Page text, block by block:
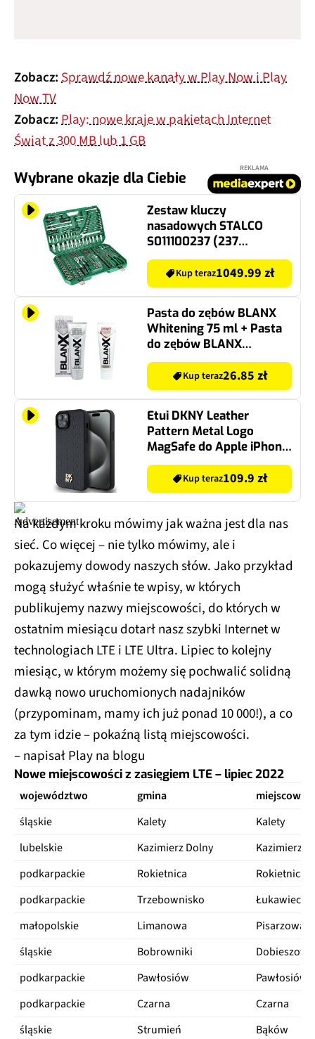
Zobacz:Sprawdź nowe kanały w Play Now i Play
Now TV
Zobacz:Play: nowe kraje w pakietach Internet
Świat z 300 MB lub 1 GB
Wybrane okazje dla Ciebie
REKLAMA
Zestaw kluczy
nasadowych STALCO
S011100237 (237
elementów)
Kup teraz1049.99 zł
Pasta do zębów BLANX
Whitening 75 ml + Pasta
do zębów BLANX
Kokosowa biel 75 ml
Kup teraz26.85 zł
Etui DKNY Leather
Pattern Metal Logo
MagSafe do Apple iPhone
13/14/15 Czarny
Kup teraz109.9 zł
Na każdym kroku mówimy jak ważna jest dla nas
sieć. Co więcej – nie tylko mówimy, ale i
pokazujemy dowody naszych słów. Jako przykład
mogą służyć właśnie te wpisy, w których
publikujemy nazwy miejscowości, do których w
ostatnim miesiącu dotarł nasz szybki Internet w
technologiach LTE i LTE Ultra. Lipiec to kolejny
miesiąc, w którym możemy się pochwalić solidną
dawką nowo uruchomionych nadajników
(przypominam, mamy ich już ponad 10 000!), a co
za tym idzie – pokaźną listą miejscowości.
– napisał Play na blogu
Nowe miejscowości z zasięgiem LTE – lipiec 2022
województwo gmina
śląskie
Kalety
Kalety
lubelskie
Kazimierz Dolny
Kazimierz
podkarpackie
Rokietnica
Rokietnica
podkarpackie
Trzebownisko
Łukawiec
małopolskie
Limanowa
Pisarzowa
śląskie
Bobrowniki
podkarpackie
Pawłosiów
Pawłosiów
podkarpackie
Czarna
Czarna
śląskie
Strumień Bąków